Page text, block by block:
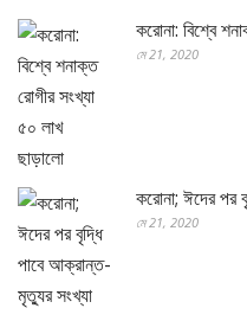
করোনা: বিশ্বে
মে 21, 2020
করোনা; ঈদের পর
মে 21, 2020